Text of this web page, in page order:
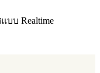
บ Realtime